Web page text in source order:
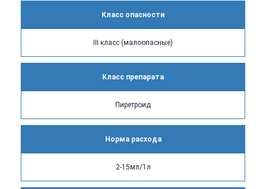
Класс опасности
III класс (малоопасные)
Класс препарата
Пиретроид
Норма расхода
2-15мл/1л